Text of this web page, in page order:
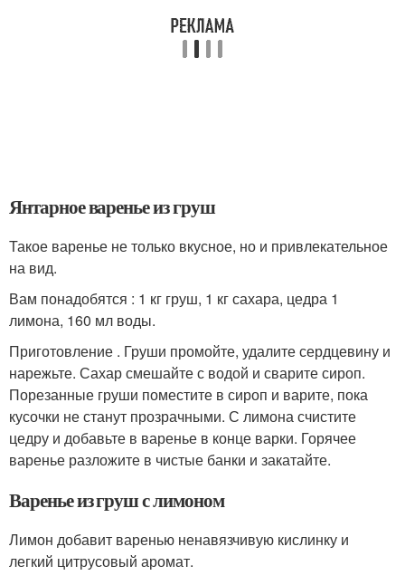
Янтарное варенье из груш
Такое варенье не только вкусное, но и привлекательное
на вид.
Вам понадобятся : 1 кг груш, 1 кг сахара, цедра 1
лимона, 160 мл воды.
Приготовление . Груши промойте, удалите сердцевину и
нарежьте. Сахар смешайте с водой и сварите сироп.
Порезанные груши поместите в сироп и варите, пока
кусочки не станут прозрачными. С лимона счистите
цедру и добавьте в варенье в конце варки. Горячее
варенье разложите в чистые банки и закатайте.
Варенье из груш с лимоном
Лимон добавит варенью ненавязчивую кислинку и
легкий цитрусовый аромат.